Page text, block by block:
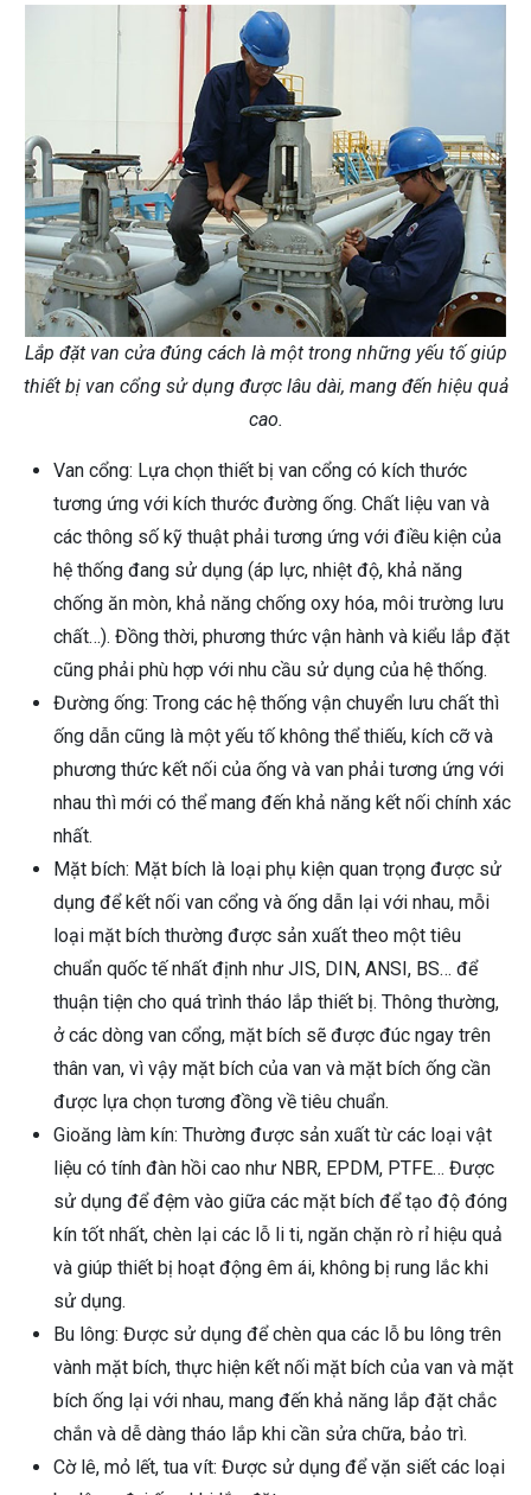
Lắp đặt van cửa đúng cách là một trong những yếu tố giúp
thiết bị van cổng sử dụng được lâu dài, mang đến hiệu quả
cao.
Van cổng: Lựa chọn thiết bị van cổng có kích thước
tương ứng với kích thước đường ống. Chất liệu van và
các thông số kỹ thuật phải tương ứng với điều kiện của
hệ thống đang sử dụng (áp lực, nhiệt độ, khả năng
chống ăn mòn, khả năng chống oxy hóa, môi trường lưu
chất…). Đồng thời, phương thức vận hành và kiểu lắp đặt
cũng phải phù hợp với nhu cầu sử dụng của hệ thống.
Đường ống: Trong các hệ thống vận chuyển lưu chất thì
ống dẫn cũng là một yếu tố không thể thiếu, kích cỡ và
phương thức kết nối của ống và van phải tương ứng với
nhau thì mới có thể mang đến khả năng kết nối chính xác
nhất.
Mặt bích: Mặt bích là loại phụ kiện quan trọng được sử
dụng để kết nối van cổng và ống dẫn lại với nhau, mỗi
loại mặt bích thường được sản xuất theo một tiêu
chuẩn quốc tế nhất định như JIS, DIN, ANSI, BS… để
thuận tiện cho quá trình tháo lắp thiết bị. Thông thường,
ở các dòng van cổng, mặt bích sẽ được đúc ngay trên
thân van, vì vậy mặt bích của van và mặt bích ống cần
được lựa chọn tương đồng về tiêu chuẩn.
Gioăng làm kín: Thường được sản xuất từ các loại vật
liệu có tính đàn hồi cao như NBR, EPDM, PTFE… Được
sử dụng để đệm vào giữa các mặt bích để tạo độ đóng
kín tốt nhất, chèn lại các lỗ li ti, ngăn chặn rò rỉ hiệu quả
và giúp thiết bị hoạt động êm ái, không bị rung lắc khi
sử dụng.
Bu lông: Được sử dụng để chèn qua các lỗ bu lông trên
vành mặt bích, thực hiện kết nối mặt bích của van và mặt
bích ống lại với nhau, mang đến khả năng lắp đặt chắc
chắn và dễ dàng tháo lắp khi cần sửa chữa, bảo trì.
Cờ lê, mỏ lết, tua vít: Được sử dụng để vặn siết các loại